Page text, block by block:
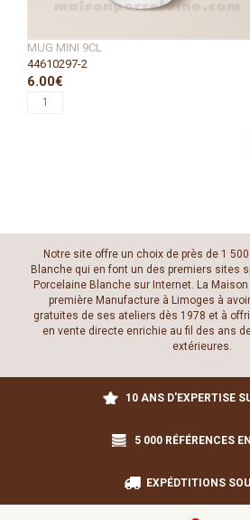
MUG MINI 9CL
44610297-2
6.00€
Notre site offre un choix de près de 1
Blanche qui en font un des premiers sites
Porcelaine Blanche sur Internet. La
première Manufacture à Limoges à
gratuites de ses ateliers dès 1978 et à
en vente directe enrichie au fil des ans
extérieures.
10 ANS D'EXPERTISE
5 000 RÉFÉRENCES
EXPÉDTITIONS